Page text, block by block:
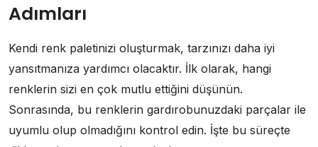
Adımları
Kendi renk paletinizi oluşturmak, tarzınızı daha iyi
yansıtmanıza yardımcı olacaktır. İlk olarak, hangi
renklerin sizi en çok mutlu ettiğini düşünün.
Sonrasında, bu renklerin gardırobunuzdaki parçalar ile
uyumlu olup olmadığını kontrol edin. İşte bu süreçte